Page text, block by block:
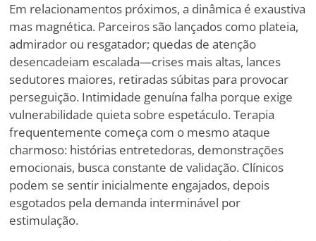
Em relacionamentos próximos, a dinâmica é exaustiva
mas magnética. Parceiros são lançados como plateia,
admirador ou resgatador; quedas de atenção
desencadeiam escalada—crises mais altas, lances
sedutores maiores, retiradas súbitas para provocar
perseguição. Intimidade genuína falha porque exige
vulnerabilidade quieta sobre espetáculo. Terapia
frequentemente começa com o mesmo ataque
charmoso: histórias entretedoras, demonstrações
emocionais, busca constante de validação. Clínicos
podem se sentir inicialmente engajados, depois
esgotados pela demanda interminável por
estimulação.